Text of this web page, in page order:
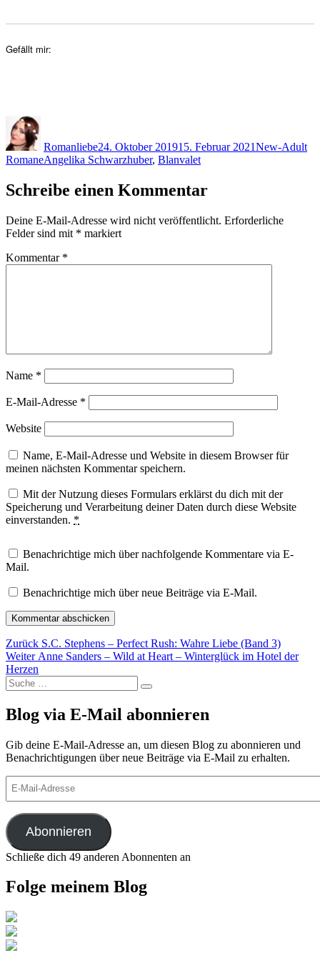
Gefällt mir:
Romanliebe24. Oktober 201915. Februar 2021New-Adult
RomaneSchlagwörter
Angelika Schwarzhuber, Blanvalet
Schreibe einen Kommentar
Deine E-Mail-Adresse wird nicht veröffentlicht. Erforderliche
Felder sind mit * markiert
Kommentar *
Name *
E-Mail-Adresse *
Website
Name, E-Mail-Adresse und Website in diesem Browser für
meinen nächsten Kommentar speichern.
Mit der Nutzung dieses Formulars erklärst du dich mit der
Speicherung und Verarbeitung deiner Daten durch diese Website
einverstanden. *
Benachrichtige mich über nachfolgende Kommentare via E-
Mail.
Benachrichtige mich über neue Beiträge via E-Mail.
Beitragsnavigation
Zurück Vorheriger
Beitrag:
S.C. Stephens – Perfect Rush: Wahre Liebe (Band 3)
Weiter Nächster
Beitrag:
Anne Sanders – Wild at Heart – Winterglück im Hotel der
Herzen
Suche
nach:
Suchen
Blog via E-Mail abonnieren
Gib deine E-Mail-Adresse an, um diesen Blog zu abonnieren und
Benachrichtigungen über neue Beiträge via E-Mail zu erhalten.
Mail-
Abonnieren
Schließe dich 49 anderen Abonnenten an
Folge meinem Blog